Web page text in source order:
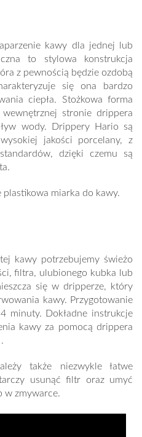
kawy dla jednej lub
to stylowa konstrukcja
z pewnością będzie ozdobą
się ona bardzo
ciepła. Stożkowa forma
stronie drippera
wody. Drippery Hario są
jakości porcelany, z
dzięki czemu są
plastikowa miarka do kawy.
kawy potrzebujemy świeżo
filtra, ulubionego kubka lub
się w dripperze, który
kawy. Przygotowanie
minuty. Dokładne instrukcje
kawy za pomocą drippera
także niezwykle łatwe
usunąć filtr oraz umyć
w zmywarce.